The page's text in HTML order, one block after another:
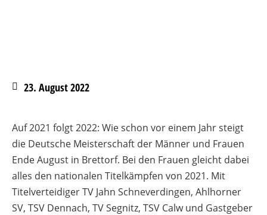
23. August 2022
Auf 2021 folgt 2022: Wie schon vor einem Jahr steigt
die Deutsche Meisterschaft der Männer und Frauen
Ende August in Brettorf. Bei den Frauen gleicht dabei
alles den nationalen Titelkämpfen von 2021. Mit
Titelverteidiger TV Jahn Schneverdingen, Ahlhorner
SV, TSV Dennach, TV Segnitz, TSV Calw und Gastgeber